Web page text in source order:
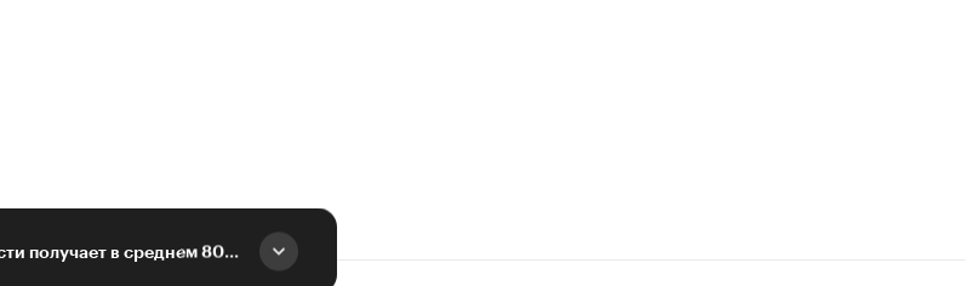
Каждый район Воронежской области получает в среднем 800 млн руб. субсидий